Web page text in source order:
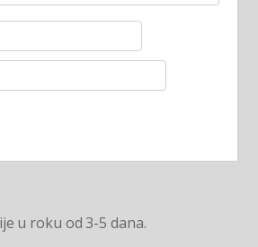
u roku od 3-5 dana.